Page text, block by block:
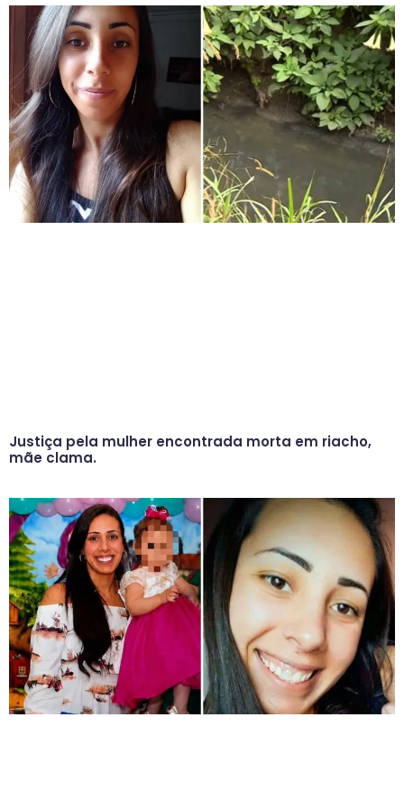
Justiça pela mulher encontrada morta em riacho,
mãe clama.